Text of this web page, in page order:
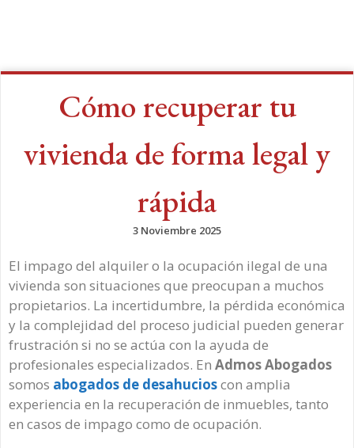
Cómo recuperar tu
vivienda de forma legal y
rápida
3 Noviembre 2025
El impago del alquiler o la ocupación ilegal de una
vivienda son situaciones que preocupan a muchos
propietarios. La incertidumbre, la pérdida económica
y la complejidad del proceso judicial pueden generar
frustración si no se actúa con la ayuda de
profesionales especializados. En Admos Abogados
somos abogados de desahucioscon amplia
experiencia en la recuperación de inmuebles, tanto
en casos de impago como de ocupación.